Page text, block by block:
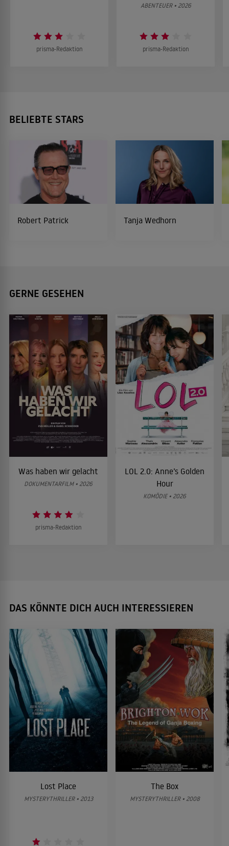
prisma-Redaktion
ABENTEUER • 2026
prisma-Redaktion
BELIEBTE STARS
Robert Patrick Tanja Wedhorn
GERNE GESEHEN
Was haben wir gelacht
DOKUMENTARFILM • 2026
prisma-Redaktion
LOL 2.0: Anne’s Golden
Hour
KOMÖDIE • 2026
DAS KÖNNTE DICH AUCH INTERESSIEREN
Lost Place
MYSTERYTHRILLER • 2013
The Box
MYSTERYTHRILLER • 2008